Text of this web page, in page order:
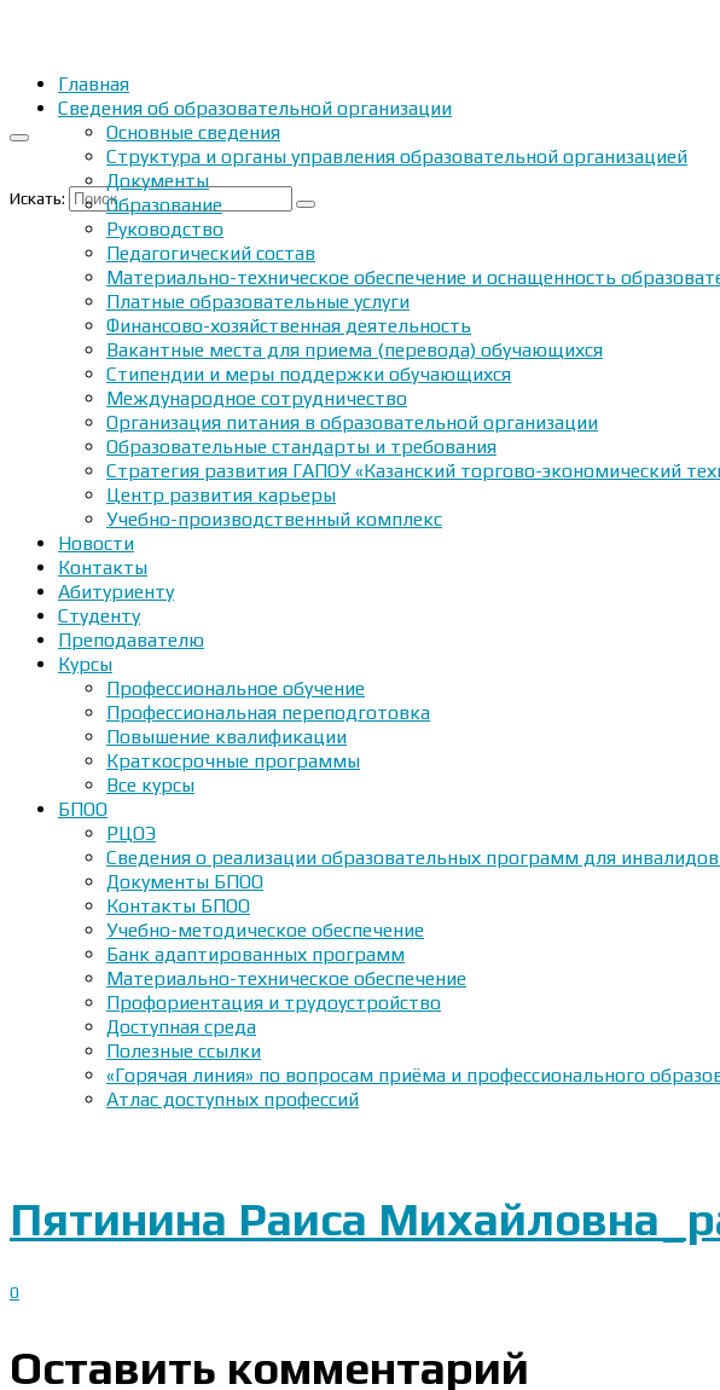
Искать:
Главная
Сведения об образовательной организации
Основные сведения
Структура и органы управления образовательной организацией
Документы
Образование
Руководство
Педагогический состав
Материально-техническое обеспечение и оснащенность
Платные образовательные услуги
Финансово-хозяйственная деятельность
Вакантные места для приема (перевода) обучающихся
Стипендии и меры поддержки обучающихся
Международное сотрудничество
Организация питания в образовательной организации
Образовательные стандарты и требования
Стратегия развития ГАПОУ «Казанский торгово-экономический
Центр развития карьеры
Учебно-производственный комплекс
Новости
Контакты
Абитуриенту
Студенту
Преподавателю
Курсы
Профессиональное обучение
Профессиональная переподготовка
Повышение квалификации
Краткосрочные программы
Все курсы
БПОО
РЦОЭ
Сведения о реализации образовательных программ для
Документы БПОО
Контакты БПОО
Учебно-методическое обеспечение
Банк адаптированных программ
Материально-техническое обеспечение
Профориентация и трудоустройство
Доступная среда
Полезные ссылки
«Горячая линия» по вопросам приёма и профессионального
Атлас доступных профессий
Пятинина Раиса
0
Оставить комментарий